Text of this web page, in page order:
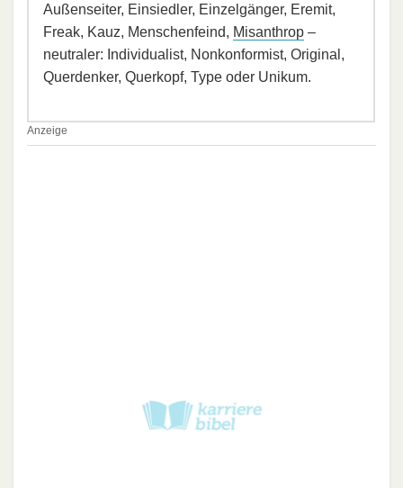
Außenseiter, Einsiedler, Einzelgänger, Eremit,
Freak, Kauz, Menschenfeind, Misanthrop –
neutraler: Individualist, Nonkonformist, Original,
Querdenker, Querkopf, Type oder Unikum.
Anzeige